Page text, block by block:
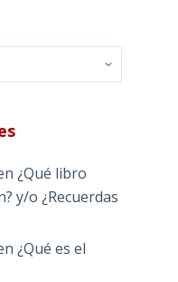
¿Qué libro
y/o ¿Recuerdas
¿Qué es el